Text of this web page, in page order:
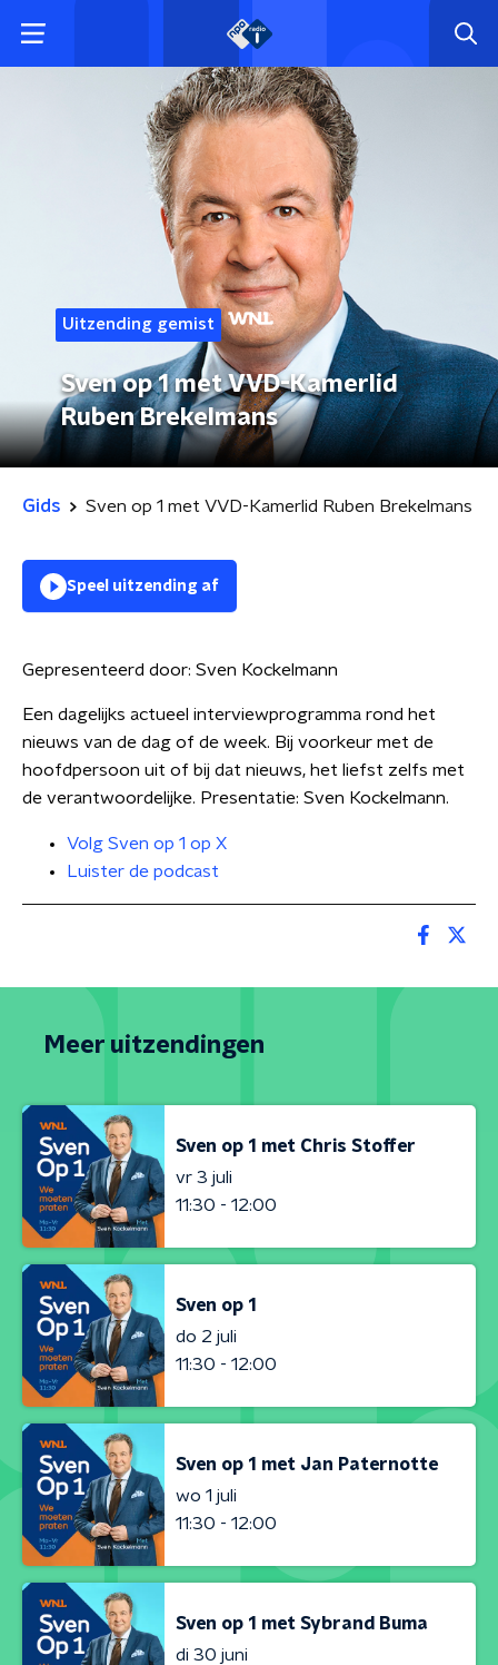
Uitzending gemist
Sven op 1 met VVD-Kamerlid
Ruben Brekelmans
Gids Sven op 1 met VVD-Kamerlid Ruben Brekelmans
Speel uitzending af
Gepresenteerd door: Sven Kockelmann
Een dagelijks actueel interviewprogramma rond het
nieuws van de dag of de week. Bij voorkeur met de
hoofdpersoon uit of bij dat nieuws, het liefst zelfs met
de verantwoordelijke. Presentatie: Sven Kockelmann.
Volg Sven op 1 op X
Luister de podcast
Meer uitzendingen
Sven op 1 met Chris Stoffer
vr 3 juli
11:30 - 12:00
Sven op 1
do 2 juli
11:30 - 12:00
Sven op 1 met Jan Paternotte
wo 1 juli
11:30 - 12:00
Sven op 1 met Sybrand Buma
di 30 juni